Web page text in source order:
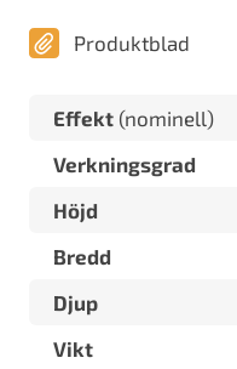
Produktblad
Effekt (nominell)
Verkningsgrad
Höjd
Bredd
Djup
Vikt